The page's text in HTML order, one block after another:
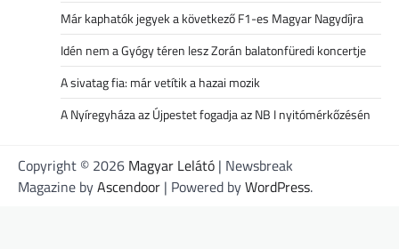
Már kaphatók jegyek a következő F1-es Magyar Nagydíjra
Idén nem a Gyógy téren lesz Zorán balatonfüredi koncertje
A sivatag fia: már vetítik a hazai mozik
A Nyíregyháza az Újpestet fogadja az NB I nyitómérkőzésén
Copyright © 2026 Magyar Lelátó | Newsbreak
Magazine byAscendoor | Powered byWordPress.